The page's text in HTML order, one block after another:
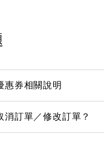
惠券相關說明
訂單／修改訂單？